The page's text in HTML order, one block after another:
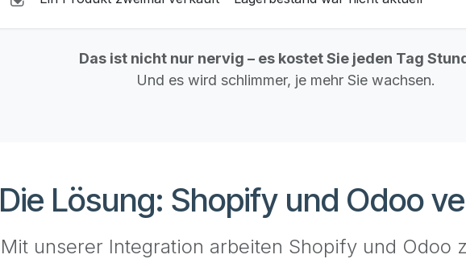
Das ist nicht nur nervig – es kostet Sie jeden Tag
Und es wird schlimmer, je mehr Sie wachsen.
Die Lösung: Shopify und Odoo
Mit unserer Integration arbeiten Shopify und Odoo